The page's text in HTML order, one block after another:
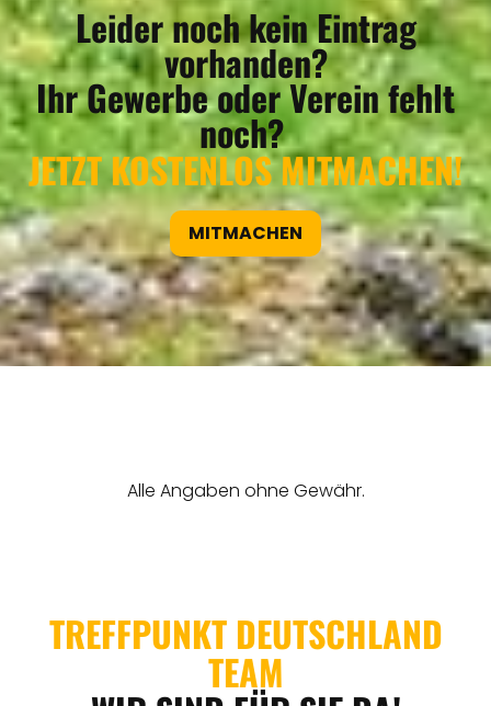
Leider noch kein Eintrag
vorhanden?
Ihr Gewerbe oder Verein fehlt
noch?
JETZT KOSTENLOS MITMACHEN!
MITMACHEN